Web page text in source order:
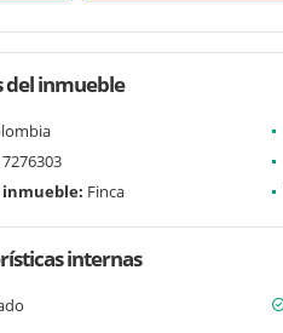
del inmueble
7276303
inmueble: Finca
internas